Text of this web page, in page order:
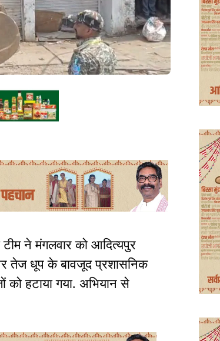
ने मंगलवार को आदित्यपुर
तेज धूप के बावजूद प्रशासनिक
हटाया गया. अभियान से